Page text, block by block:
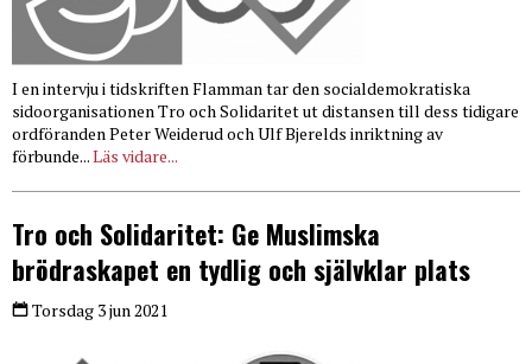
I en intervju i tidskriften Flamman tar den socialdemokratiska
sidoorganisationen Tro och Solidaritet ut distansen till dess tidigare
ordföranden Peter Weiderud och Ulf Bjerelds inriktning av
förbunde...Läs vidare...
Tro och Solidaritet: Ge Muslimska
brödraskapet en tydlig och självklar plats
Torsdag 3 jun 2021